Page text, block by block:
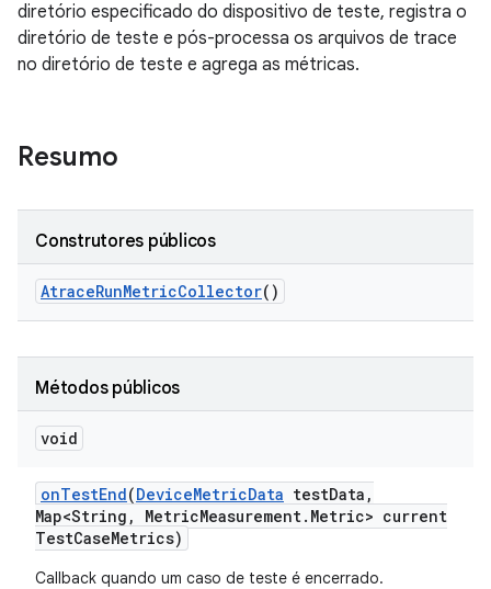
diretório especificado do dispositivo de teste, registra o
diretório de teste e pós-processa os arquivos de trace
no diretório de teste e agrega as métricas.
Resumo
Construtores públicos
AtraceRunMetricCollector()
Métodos públicos
void
onTestEnd(DeviceMetricData testData ,
Map<String , MetricMeasurement. Metric> current
TestCaseMetrics)
Callback quando um caso de teste é encerrado.